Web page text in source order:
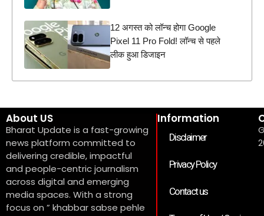
12 अगस्त को लॉन्च होगा Google
Pixel 11 Pro Fold! लॉन्च से पहले
लीक हुआ डिजाइन
About US
Bharat Update is a fast-growing
news platform committed to
delivering credible, impactful
and people-centric journalism
across digital and emerging
media spaces. With a strong
focus on ” khabbar sabse pehle
Information
Disclaimer
Privacy Policy
Contact us